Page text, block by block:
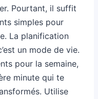
Pourtant, il suffit
simples pour
La planification
un mode de vie.
pour la semaine,
minute qui te
Utilise